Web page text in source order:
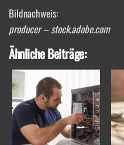
Bildnachweis:
producer – stock.adobe.com
Ähnliche Beiträge: